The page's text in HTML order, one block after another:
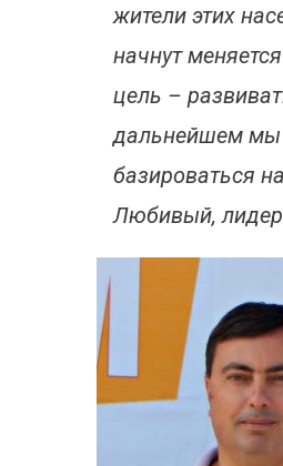
жители этих
начнут
цель –
дальнейшем мы
базироваться
Любивый,